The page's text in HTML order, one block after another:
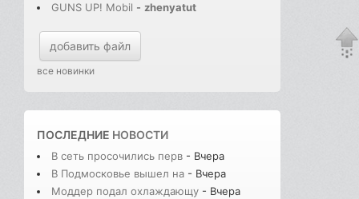
GUNS UP! Mobil - zhenyatut
добавить файл
все новинки
ПОСЛЕДНИЕ НОВОСТИ
В сеть просочились перв - Вчера
В Подмосковье вышел на - Вчера
Моддер подал охлаждающу - Вчера